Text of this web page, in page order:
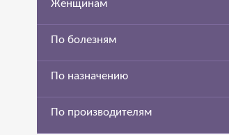
Женщинам
По болезням
По назначению
По производителям